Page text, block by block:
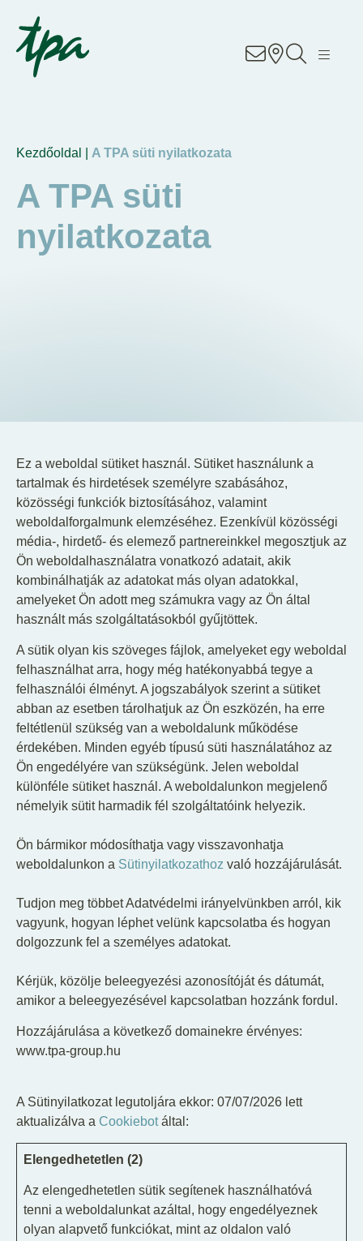
Know-how
Üzletágak
About Us
Career
Kezdőoldal | A TPA süti nyilatkozata
A TPA süti
nyilatkozata
Ez a weboldal sütiket használ. Sütiket használunk a
tartalmak és hirdetések személyre szabásához,
közösségi funkciók biztosításához, valamint
weboldalforgalmunk elemzéséhez. Ezenkívül közösségi
média-, hirdető- és elemező partnereinkkel megosztjuk az
Ön weboldalhasználatra vonatkozó adatait, akik
kombinálhatják az adatokat más olyan adatokkal,
amelyeket Ön adott meg számukra vagy az Ön által
használt más szolgáltatásokból gyűjtöttek.
A sütik olyan kis szöveges fájlok, amelyeket egy weboldal
felhasználhat arra, hogy még hatékonyabbá tegye a
felhasználói élményt. A jogszabályok szerint a sütiket
abban az esetben tárolhatjuk az Ön eszközén, ha erre
feltétlenül szükség van a weboldalunk működése
érdekében. Minden egyéb típusú süti használatához az
Ön engedélyére van szükségünk. Jelen weboldal
különféle sütiket használ. A weboldalunkon megjelenő
némelyik sütit harmadik fél szolgáltatóink helyezik.
Ön bármikor módosíthatja vagy visszavonhatja
weboldalunkon a Sütinyilatkozathoz való hozzájárulását.
Tudjon meg többet Adatvédelmi irányelvünkben arról, kik
vagyunk, hogyan léphet velünk kapcsolatba és hogyan
dolgozzunk fel a személyes adatokat.
Kérjük, közölje beleegyezési azonosítóját és dátumát,
amikor a beleegyezésével kapcsolatban hozzánk fordul.
Hozzájárulása a következő domainekre érvényes:
www.tpa-group.hu
A Sütinyilatkozat legutoljára ekkor: 07/07/2026 lett
aktualizálva a Cookiebotáltal:
Elengedhetetlen (2)
Az elengedhetetlen sütik segítenek használhatóvá
tenni a weboldalunkat azáltal, hogy engedélyeznek
olyan alapvető funkciókat, mint az oldalon való